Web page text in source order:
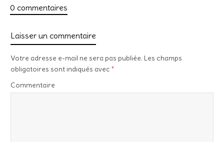
0 commentaires
Laisser un commentaire
Votre adresse e-mail ne sera pas publiée. Les champs
obligatoires sont indiqués avec *
Commentaire